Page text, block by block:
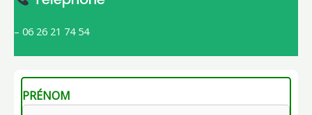
– 06 26 21 74 54
PRÉNOM